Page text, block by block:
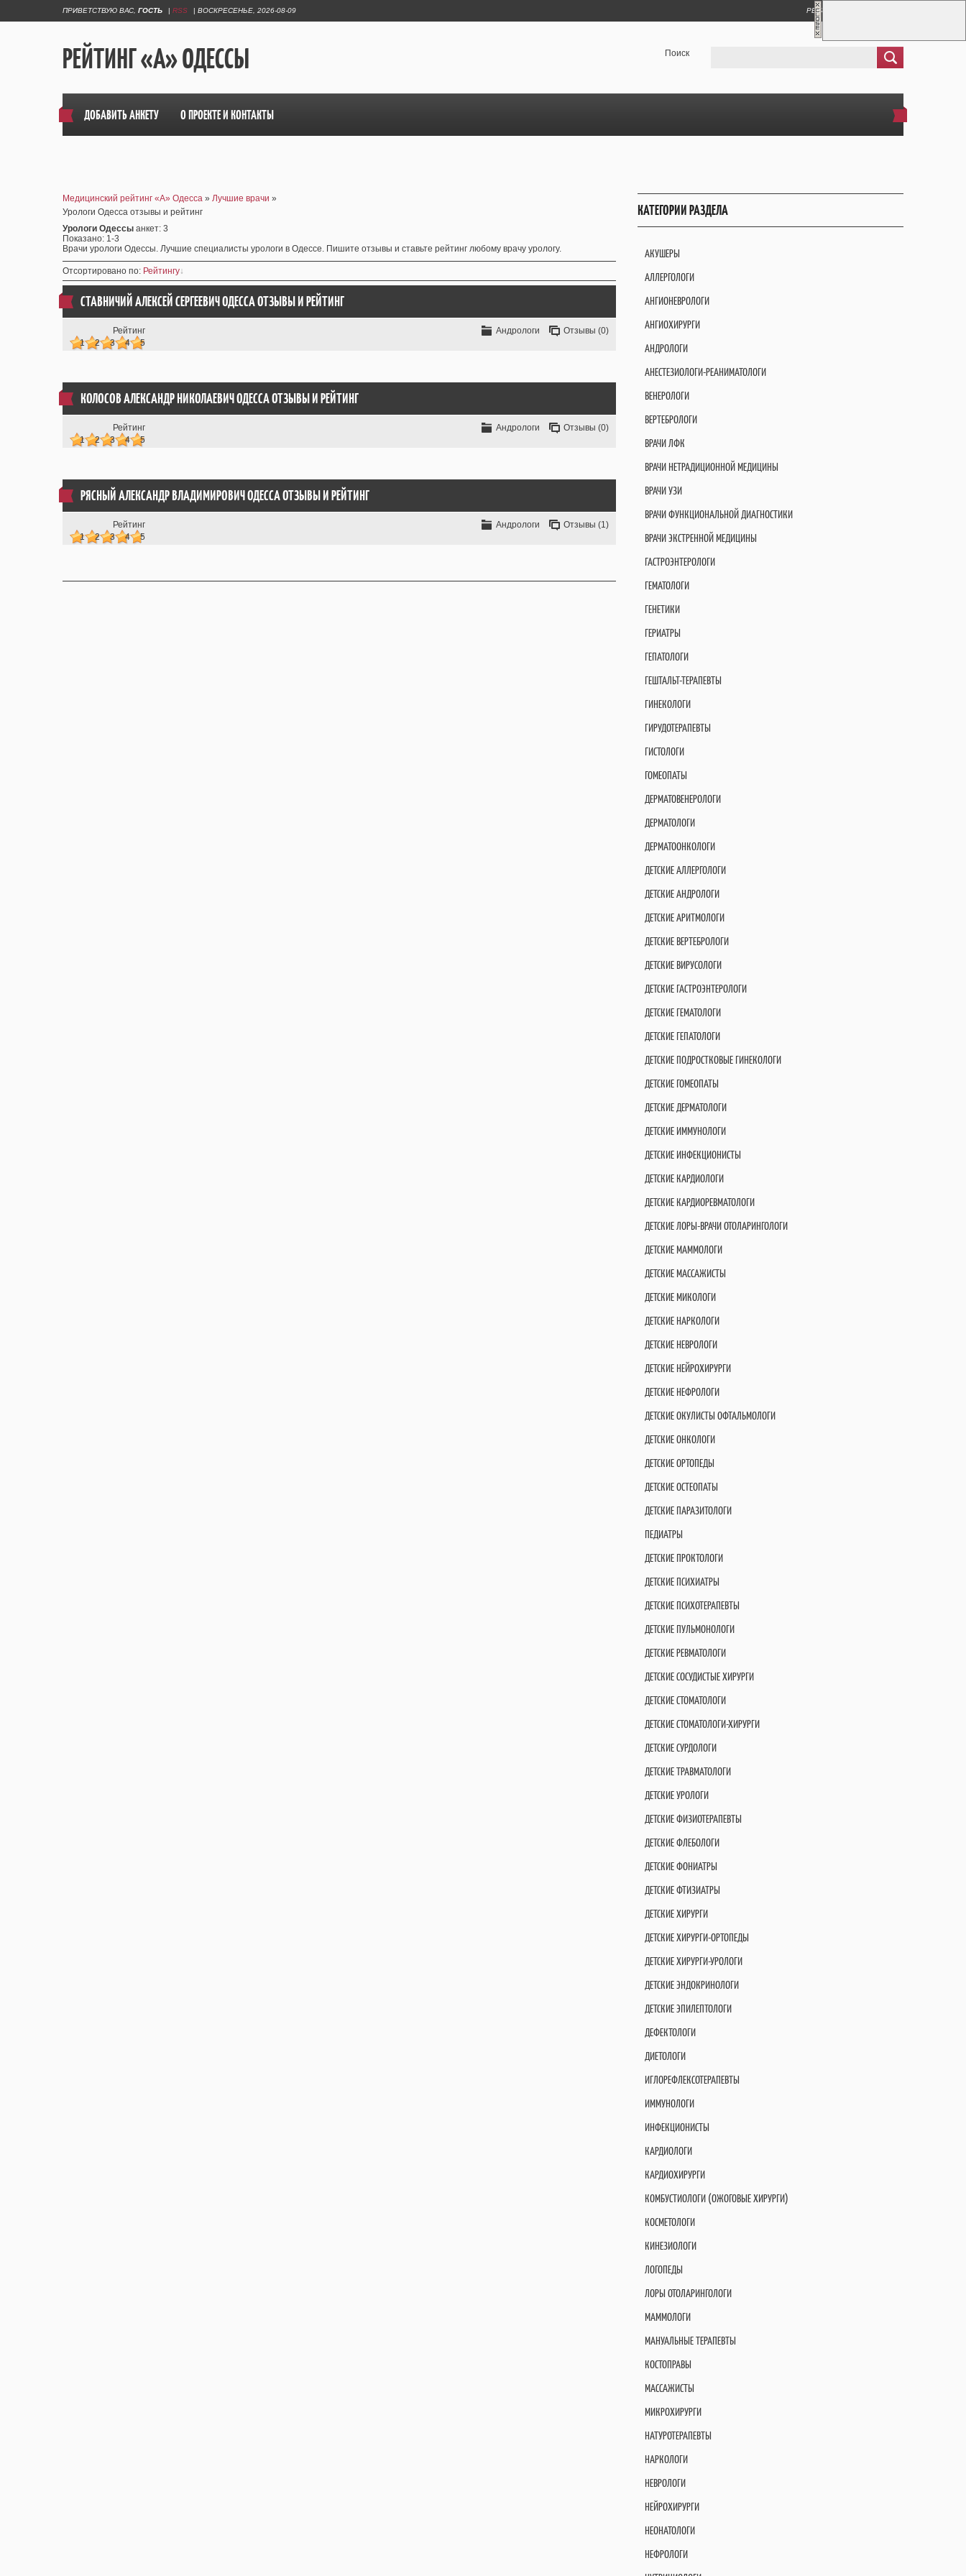
ПРИВЕТСТВУЮ ВАС ГОСТЬ | RSS | ВОСКРЕСЕНЬЕ, 2026-08-09 РЕГИСТРАЦИЯ
РЕЙТИНГ «А» ОДЕССЫ Поиск
ДОБАВИТЬ АНКЕТУ О ПРОЕКТЕ И КОНТАКТЫ
Медицинский рейтинг «А» Одесса » Лучшие врачи »
Урологи Одесса отзывы и рейтинг
Урологи Одессы анкет: 3
Показано: 1-3
Врачи урологи Одессы. Лучшие специалисты урологи в Одессе. Пишите отзывы и ставьте рейтинг любому врачу урологу.
Отсортировано по: Рейтингу
СТАВНИЧИЙ АЛЕКСЕЙ СЕРГЕЕВИЧ ОДЕССА ОТЗЫВЫИ РЕЙТИНГ
Рейтинг
1
2 3 4 5
Андрологи Отзывы (0)
КОЛОСОВ АЛЕКСАНДР НИКОЛАЕВИЧ ОДЕССА ОТЗЫВЫИ РЕЙТИНГ
Рейтинг
1
2 3 4 5
Андрологи Отзывы (0)
РЯСНЫЙ АЛЕКСАНДР ВЛАДИМИРОВИЧ ОДЕССА ОТЗЫВЫИ РЕЙТИНГ
Рейтинг
1
2 3 4 5
Андрологи Отзывы (1)
КАТЕГОРИИ РАЗДЕЛА
АКУШЕРЫ
АЛЛЕРГОЛОГИ
АНГИОНЕВРОЛОГИ
АНГИОХИРУРГИ
АНДРОЛОГИ
АНЕСТЕЗИОЛОГИ-РЕАНИМАТОЛОГИ
ВЕНЕРОЛОГИ
ВЕРТЕБРОЛОГИ
ВРАЧИ ЛФК
ВРАЧИ НЕТРАДИЦИОННОЙ МЕДИЦИНЫ
ВРАЧИ УЗИ
ВРАЧИ ФУНКЦИОНАЛЬНОЙ ДИАГНОСТИКИ
ВРАЧИ ЭКСТРЕННОЙ МЕДИЦИНЫ
ГАСТРОЭНТЕРОЛОГИ
ГЕМАТОЛОГИ
ГЕНЕТИКИ
ГЕРИАТРЫ
ГЕПАТОЛОГИ
ГЕШТАЛЬТ-ТЕРАПЕВТЫ
ГИНЕКОЛОГИ
ГИРУДОТЕРАПЕВТЫ
ГИСТОЛОГИ
ГОМЕОПАТЫ
ДЕРМАТОВЕНЕРОЛОГИ
ДЕРМАТОЛОГИ
ДЕРМАТООНКОЛОГИ
ДЕТСКИЕ АЛЛЕРГОЛОГИ
ДЕТСКИЕ АНДРОЛОГИ
ДЕТСКИЕ АРИТМОЛОГИ
ДЕТСКИЕ ВЕРТЕБРОЛОГИ
ДЕТСКИЕ ВИРУСОЛОГИ
ДЕТСКИЕ ГАСТРОЭНТЕРОЛОГИ
ДЕТСКИЕ ГЕМАТОЛОГИ
ДЕТСКИЕ ГЕПАТОЛОГИ
ДЕТСКИЕ ПОДРОСТКОВЫЕ ГИНЕКОЛОГИ
ДЕТСКИЕ ГОМЕОПАТЫ
ДЕТСКИЕ ДЕРМАТОЛОГИ
ДЕТСКИЕ ИММУНОЛОГИ
ДЕТСКИЕ ИНФЕКЦИОНИСТЫ
ДЕТСКИЕ КАРДИОЛОГИ
ДЕТСКИЕ КАРДИОРЕВМАТОЛОГИ
ДЕТСКИЕ ЛОРЫ-ВРАЧИ ОТОЛАРИНГОЛОГИ
ДЕТСКИЕ МАММОЛОГИ
ДЕТСКИЕ МАССАЖИСТЫ
ДЕТСКИЕ МИКОЛОГИ
ДЕТСКИЕ НАРКОЛОГИ
ДЕТСКИЕ НЕВРОЛОГИ
ДЕТСКИЕ НЕЙРОХИРУРГИ
ДЕТСКИЕ НЕФРОЛОГИ
ДЕТСКИЕ ОКУЛИСТЫ ОФТАЛЬМОЛОГИ
ДЕТСКИЕ ОНКОЛОГИ
ДЕТСКИЕ ОРТОПЕДЫ
ДЕТСКИЕ ОСТЕОПАТЫ
ДЕТСКИЕ ПАРАЗИТОЛОГИ
ПЕДИАТРЫ
ДЕТСКИЕ ПРОКТОЛОГИ
ДЕТСКИЕ ПСИХИАТРЫ
ДЕТСКИЕ ПСИХОТЕРАПЕВТЫ
ДЕТСКИЕ ПУЛЬМОНОЛОГИ
ДЕТСКИЕ РЕВМАТОЛОГИ
ДЕТСКИЕ СОСУДИСТЫЕ ХИРУРГИ
ДЕТСКИЕ СТОМАТОЛОГИ
ДЕТСКИЕ СТОМАТОЛОГИ-ХИРУРГИ
ДЕТСКИЕ СУРДОЛОГИ
ДЕТСКИЕ ТРАВМАТОЛОГИ
ДЕТСКИЕ УРОЛОГИ
ДЕТСКИЕ ФИЗИОТЕРАПЕВТЫ
ДЕТСКИЕ ФЛЕБОЛОГИ
ДЕТСКИЕ ФОНИАТРЫ
ДЕТСКИЕ ФТИЗИАТРЫ
ДЕТСКИЕ ХИРУРГИ
ДЕТСКИЕ ХИРУРГИ-ОРТОПЕДЫ
ДЕТСКИЕ ХИРУРГИ-УРОЛОГИ
ДЕТСКИЕ ЭНДОКРИНОЛОГИ
ДЕТСКИЕ ЭПИЛЕПТОЛОГИ
ДЕФЕКТОЛОГИ
ДИЕТОЛОГИ
ИГЛОРЕФЛЕКСОТЕРАПЕВТЫ
ИММУНОЛОГИ
ИНФЕКЦИОНИСТЫ
КАРДИОЛОГИ
КАРДИОХИРУРГИ
КОМБУСТИОЛОГИ (ОЖОГОВЫЕ ХИРУРГИ)
КОСМЕТОЛОГИ
КИНЕЗИОЛОГИ
ЛОГОПЕДЫ
ЛОРЫ ОТОЛАРИНГОЛОГИ
МАММОЛОГИ
МАНУАЛЬНЫЕ ТЕРАПЕВТЫ
КОСТОПРАВЫ
МАССАЖИСТЫ
МИКРОХИРУРГИ
НАТУРОТЕРАПЕВТЫ
НАРКОЛОГИ
НЕВРОЛОГИ
НЕЙРОХИРУРГИ
НЕОНАТОЛОГИ
НЕФРОЛОГИ